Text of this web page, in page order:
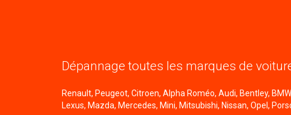
Dépannage toutes les marques de
Renault, Peugeot, Citroen, Alpha Roméo, Audi, Bentley,
Lexus, Mazda, Mercedes, Mini, Mitsubishi, Nissan, Opel,